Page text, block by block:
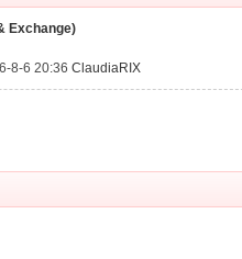
Exchange)
8-6 20:36 ClaudiaRIX